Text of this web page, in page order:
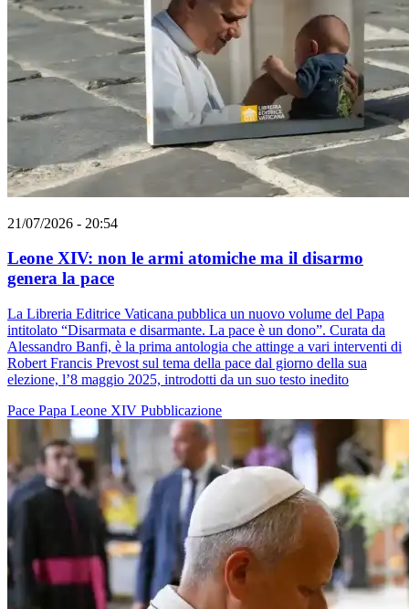
21/07/2026 - 20:54
Leone XIV: non le armi atomiche ma il disarmo
genera la pace
La Libreria Editrice Vaticana pubblica un nuovo volume del Papa
intitolato “Disarmata e disarmante. La pace è un dono”. Curata da
Alessandro Banfi, è la prima antologia che attinge a vari interventi di
Robert Francis Prevost sul tema della pace dal giorno della sua
elezione, l’8 maggio 2025, introdotti da un suo testo inedito
Pace Papa Leone XIV Pubblicazione